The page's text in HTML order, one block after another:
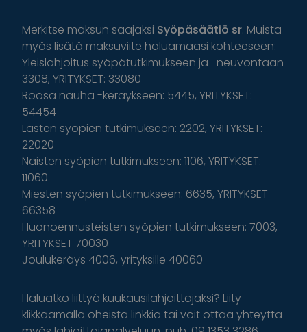
Merkitse maksun saajaksi Syöpäsäätiö sr. Muista
myös lisätä maksuviite haluamaasi kohteeseen:
Yleislahjoitus syöpätutkimukseen ja -neuvontaan
3308, YRITYKSET: 33080
Roosa nauha -keräykseen: 5445, YRITYKSET:
54454
Lasten syöpien tutkimukseen: 2202, YRITYKSET:
22020
Naisten syöpien tutkimukseen: 1106, YRITYKSET:
11060
Miesten syöpien tutkimukseen: 6635, YRITYKSET
66358
Huonoennusteisten syöpien tutkimukseen: 7003,
YRITYKSET 70030
Joulukeräys 4006, yrityksille 40060
Haluatko liittyä kuukausilahjoittajaksi? Liity
klikkaamalla oheista linkkiä tai voit ottaa yhteyttä